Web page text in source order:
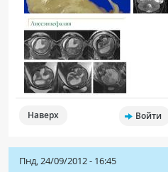
Наверх Войти
Пнд, 24/09/2012 - 16:45